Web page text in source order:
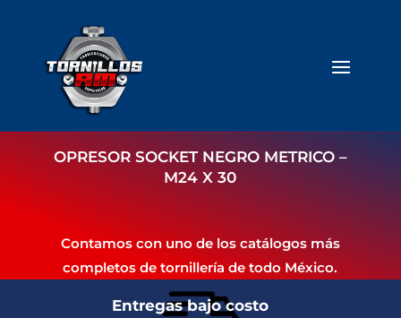
OPRESOR SOCKET NEGRO METRICO –
M24 X 30
Contamos con uno de los catálogos más
completos de tornillería de todo México.
Entregas bajo costo